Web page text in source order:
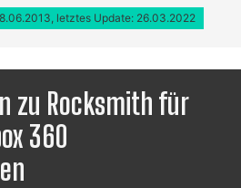
letztes Update: 26.03.2022
zu Rocksmith für
360